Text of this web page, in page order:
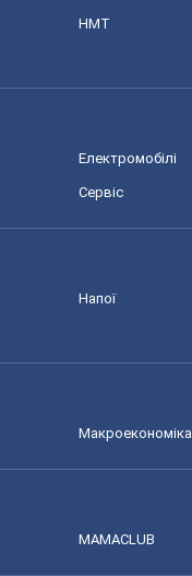
НМТ
Електромобілі
Сервіс
Напої
Макроекономіка
MAMACLUB